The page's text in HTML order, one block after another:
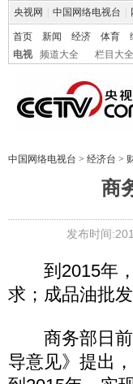
央视网 中国网络电视台
首页 新闻 经济 体育
电视
频道大全 栏目大全
中国网络电视台 > 经济台 >
商
发布时间
到2015年，
求；成品油批
商务部日前
导意见》提出